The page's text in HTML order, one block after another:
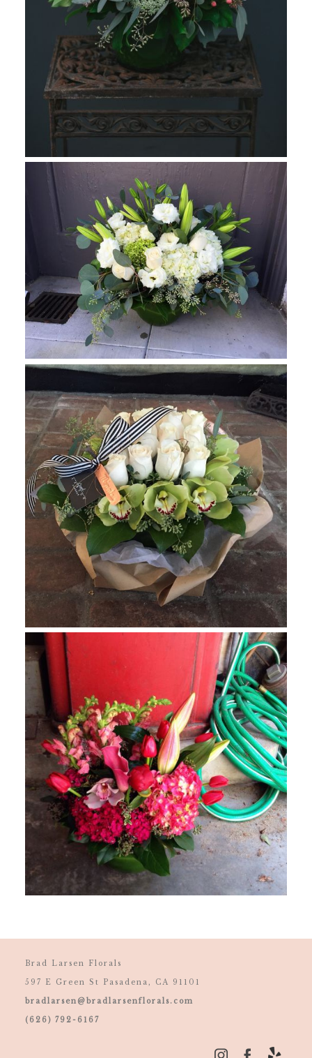
Brad Larsen Florals
597 E Green St Pasadena, CA 91101
bradlarsen@bradlarsenflorals.com
(626) 792-6167